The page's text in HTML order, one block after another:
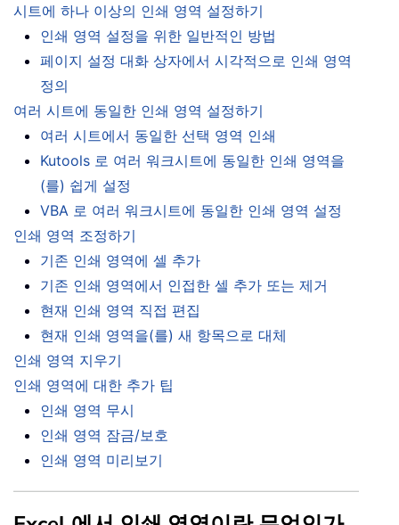
시트에 하나 이상의 인쇄 영역 설정하기
인쇄 영역 설정을 위한 일반적인 방법
페이지 설정 대화 상자에서 시각적으로 인쇄 영역
정의
여러 시트에 동일한 인쇄 영역 설정하기
여러 시트에서 동일한 선택 영역 인쇄
Kutools 로 여러 워크시트에 동일한 인쇄 영역을
(를) 쉽게 설정
VBA 로 여러 워크시트에 동일한 인쇄 영역 설정
인쇄 영역 조정하기
기존 인쇄 영역에 셀 추가
기존 인쇄 영역에서 인접한 셀 추가 또는 제거
현재 인쇄 영역 직접 편집
현재 인쇄 영역을(를) 새 항목으로 대체
인쇄 영역 지우기
인쇄 영역에 대한 추가 팁
인쇄 영역 무시
인쇄 영역 잠금/보호
인쇄 영역 미리보기